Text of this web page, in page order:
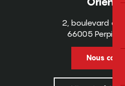
2, boulevard
66005
Nous